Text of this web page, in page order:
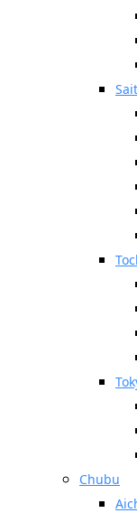
Chubu